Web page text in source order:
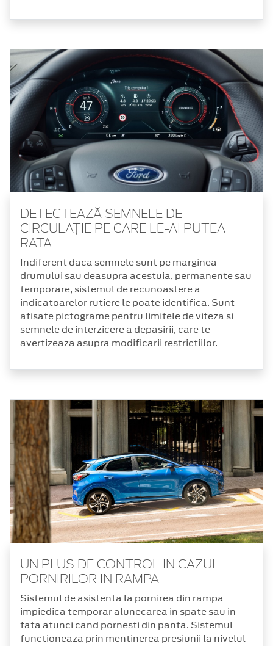
DETECTEAZĂ SEMNELE DE
CIRCULAȚIE PE CARE LE-AI PUTEA
RATA
Indiferent daca semnele sunt pe marginea
drumului sau deasupra acestuia, permanente sau
temporare, sistemul de recunoastere a
indicatoarelor rutiere le poate identifica. Sunt
afisate pictograme pentru limitele de viteza si
semnele de interzicere a depasirii, care te
avertizeaza asupra modificarii restrictiilor.
UN PLUS DE CONTROL IN CAZUL
PORNIRILOR IN RAMPA
Sistemul de asistenta la pornirea din rampa
impiedica temporar alunecarea in spate sau in
fata atunci cand pornesti din panta. Sistemul
functioneaza prin mentinerea presiunii la nivelul